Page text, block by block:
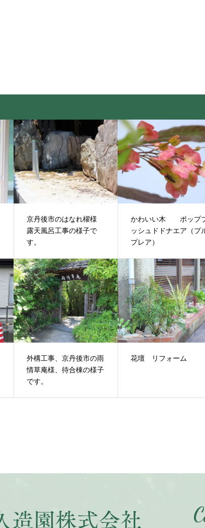
京丹後市のはなれ櫂様
露天風呂工事の様子で
す。
かわいい木 ポップ
ッシュドドナエア（プ
プレア）
外構工事、京丹後市の雨
情草庵様、待合棟の様子
です。
花壇 リフォーム